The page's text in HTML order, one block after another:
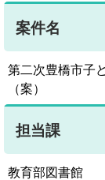
案件名
第二次豊橋市子
（案）
担当課
教育部図書館